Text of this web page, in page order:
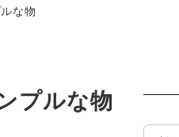
な物
プルな物